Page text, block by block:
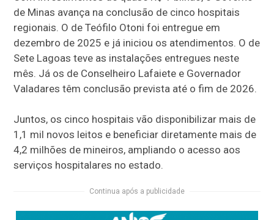
de Minas avança na conclusão de cinco hospitais
regionais. O de Teófilo Otoni foi entregue em
dezembro de 2025 e já iniciou os atendimentos. O de
Sete Lagoas teve as instalações entregues neste
mês. Já os de Conselheiro Lafaiete e Governador
Valadares têm conclusão prevista até o fim de 2026.
Juntos, os cinco hospitais vão disponibilizar mais de
1,1 mil novos leitos e beneficiar diretamente mais de
4,2 milhões de mineiros, ampliando o acesso aos
serviços hospitalares no estado.
Continua após a publicidade